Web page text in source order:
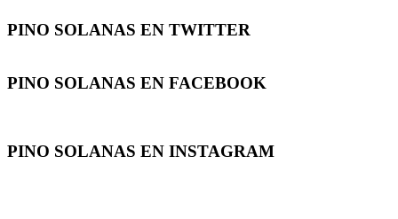
PINO SOLANAS EN TWITTER
PINO SOLANAS EN FACEBOOK
PINO SOLANAS EN INSTAGRAM